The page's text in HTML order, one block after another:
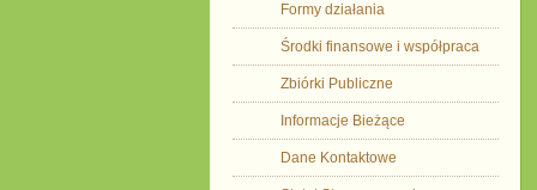
Formy działania
Środki finansowe i współpraca
Zbiórki Publiczne
Informacje Bieżące
Dane Kontaktowe